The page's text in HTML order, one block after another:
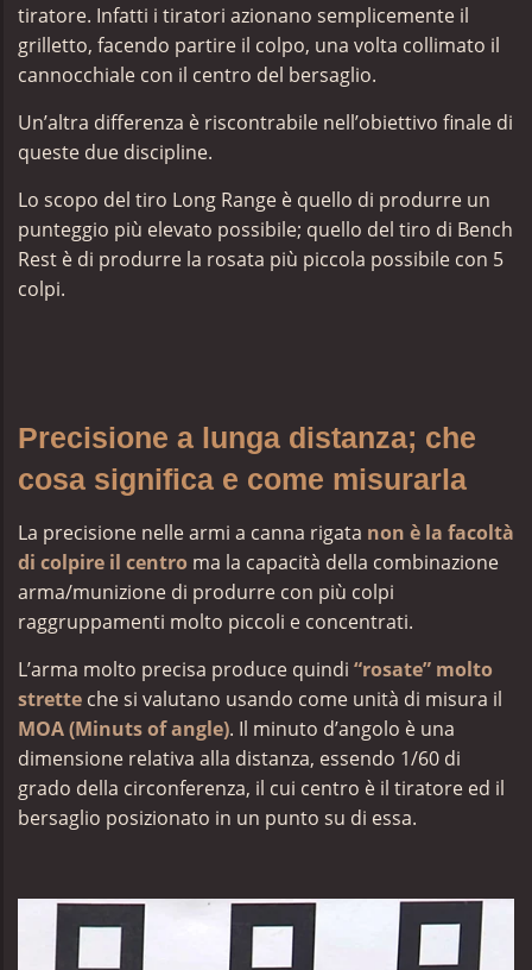
tiratore. Infatti i tiratori azionano semplicemente il
grilletto, facendo partire il colpo, una volta collimato il
cannocchiale con il centro del bersaglio.
Un’altra differenza è riscontrabile nell’obiettivo finale di
queste due discipline.
Lo scopo del tiro Long Range è quello di produrre un
punteggio più elevato possibile; quello del tiro di Bench
Rest è di produrre la rosata più piccola possibile con 5
colpi.
Precisione a lunga distanza; che
cosa significa e come misurarla
La precisione nelle armi a canna rigata non è la facoltà
di colpire il centro ma la capacità della combinazione
arma/munizione di produrre con più colpi
raggruppamenti molto piccoli e concentrati.
L’arma molto precisa produce quindi “rosate” molto
strette che si valutano usando come unità di misura il
MOA (Minuts of angle). Il minuto d’angolo è una
dimensione relativa alla distanza, essendo 1/60 di
grado della circonferenza, il cui centro è il tiratore ed il
bersaglio posizionato in un punto su di essa.